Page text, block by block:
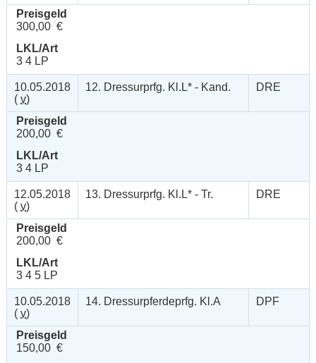
Preisgeld
300,00 €
LKL/Art
3 4 LP
10.05.2018
( v)
12. Dressurprfg. Kl.L* - Kand. DRE
Preisgeld
200,00 €
LKL/Art
3 4 LP
12.05.2018
( v)
13. Dressurprfg. Kl.L* - Tr. DRE
Preisgeld
200,00 €
LKL/Art
3 4 5 LP
10.05.2018
( v)
14. Dressurpferdeprfg. Kl.A DPF
Preisgeld
150,00 €